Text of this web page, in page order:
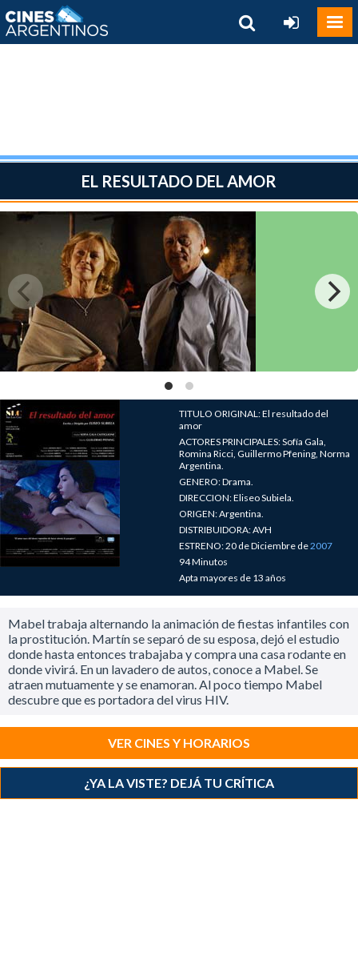
EL RESULTADO DEL AMOR
TITULO ORIGINAL: El resultado del
amor
ACTORES PRINCIPALES: Sofía Gala,
Romina Ricci, Guillermo Pfening, Norma
Argentina.
GENERO: Drama.
DIRECCION: Eliseo Subiela.
ORIGEN: Argentina.
DISTRIBUIDORA: AVH
ESTRENO: 20 de Diciembre de2007
94 Minutos
Apta mayores de 13 años
Mabel trabaja alternando la animación de fiestas infantiles con
la prostitución. Martín se separó de su esposa, dejó el estudio
donde hasta entonces trabajaba y compra una casa rodante en
donde vivirá. En un lavadero de autos, conoce a Mabel. Se
atraen mutuamente y se enamoran. Al poco tiempo Mabel
descubre que es portadora del virus HIV.
VER CINES Y HORARIOS
¿YA LA VISTE? DEJÁ TU CRÍTICA